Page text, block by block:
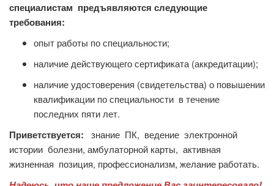
специалистам предъявляются следующие
требования:
опыт работы по специальности;
наличие действующего сертификата (аккредитации);
наличие удостоверения (свидетельства) о повышении
квалификации по специальности в течение
последних пяти лет.
Приветствуется: знание ПК, ведение электронной
истории болезни, амбулаторной карты, активная
жизненная позиция, профессионализм, желание работать.